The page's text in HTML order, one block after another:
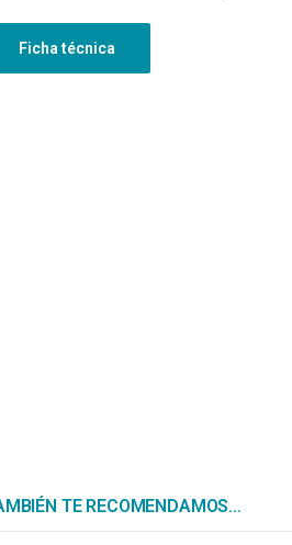
Ficha técnica
TE RECOMENDAMOS…